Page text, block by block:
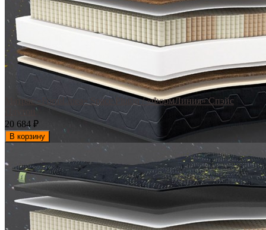
Матрас «FormLinea» Space Pluton / «ФормЛиния» Спэйс
Плутон
20 684 ₽
В корзину